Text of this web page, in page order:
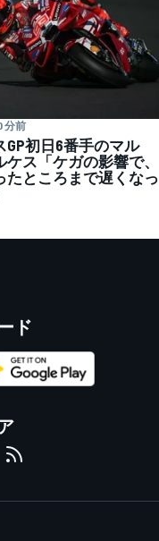
分前
GP初日6番手のマル
ケス「ケガの影響で、
たところまで遅くなっ
ド